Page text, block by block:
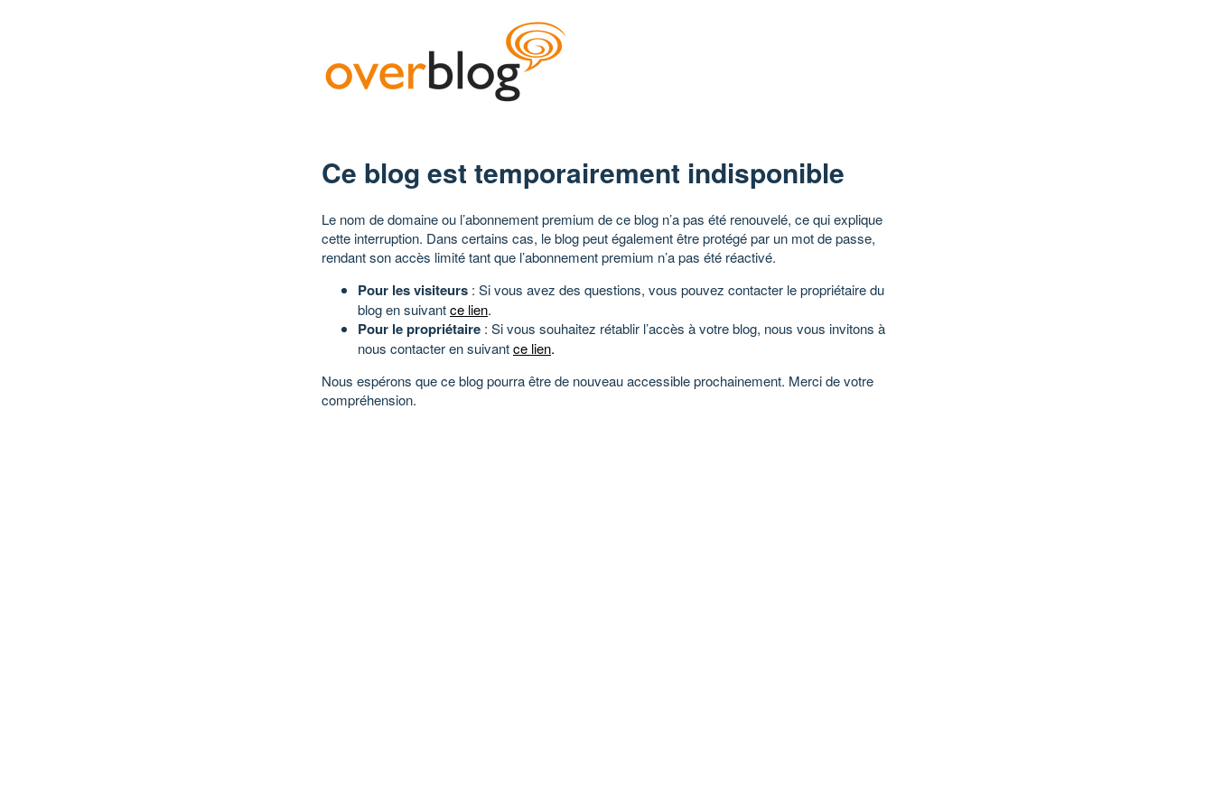
Ce blog est temporairement indisponible
Le nom de domaine ou l’abonnement premium de ce blog n’a pas été renouvelé, ce qui explique
cette interruption. Dans certains cas, le blog peut également être protégé par un mot de passe,
rendant son accès limité tant que l’abonnement premium n’a pas été réactivé.
Pour les visiteurs : Si vous avez des questions, vous pouvez contacter le propriétaire du
blog en suivantce lien.
Pour le propriétaire : Si vous souhaitez rétablir l’accès à votre blog, nous vous invitons à
nous contacter en suivantce lien.
Nous espérons que ce blog pourra être de nouveau accessible prochainement. Merci de votre
compréhension.